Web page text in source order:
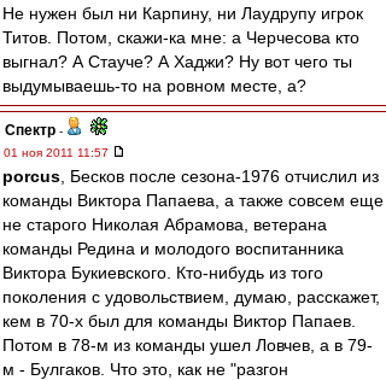
Не нужен был ни Карпину, ни Лаудрупу игрок
Титов. Потом, скажи-ка мне: а Черчесова кто
выгнал? А Стауче? А Хаджи? Ну вот чего ты
выдумываешь-то на ровном месте, а?
Спектр -
01 ноя 2011 11:57
porcus , Бесков после сезона-1976 отчислил из
команды Виктора Папаева, а также совсем еще
не старого Николая Абрамова, ветерана
команды Редина и молодого воспитанника
Виктора Букиевского. Кто-нибудь из того
поколения с удовольствием, думаю, расскажет,
кем в 70-х был для команды Виктор Папаев.
Потом в 78-м из команды ушел Ловчев, а в 79-
м - Булгаков. Что это, как не "разгон